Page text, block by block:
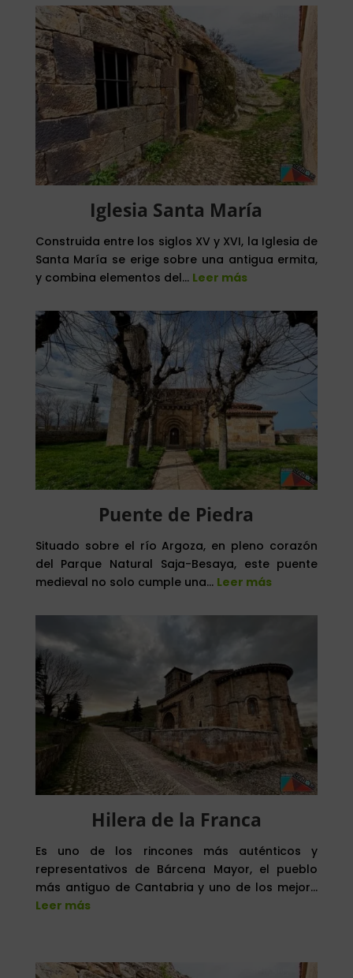
Iglesia Santa María
Construida entre los siglos XV y XVI, la Iglesia de
Santa María se erige sobre una antigua ermita,
y combina elementos del… Leer más
Puente de Piedra
Situado sobre el río Argoza, en pleno corazón
del Parque Natural Saja-Besaya, este puente
medieval no solo cumple una… Leer más
Hilera de la Franca
Es uno de los rincones más auténticos y
representativos de Bárcena Mayor, el pueblo
más antiguo de Cantabria y uno de los mejor…
Leer más